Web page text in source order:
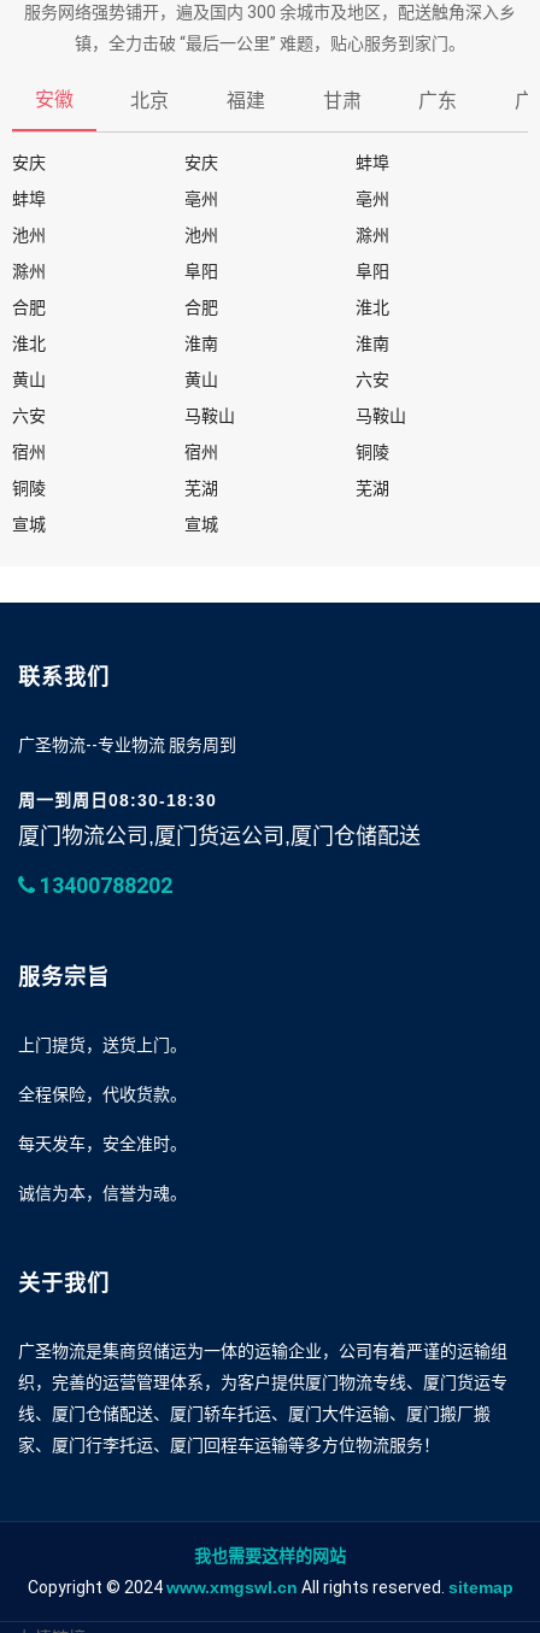
服务网络强势铺开，遍及国内 300 余城市及地区，配送触角深入乡
镇，全力击破 “最后一公里” 难题，贴心服务到家门。
安徽 北京 福建 甘肃 广东 广
安庆 安庆
蚌埠
蚌埠
亳州
亳州
池州
池州
滁州
滁州
阜阳
阜阳
合肥
合肥
淮北
淮北
淮南
淮南
黄山
黄山
六安
六安
马鞍山
马鞍山
宿州
宿州
铜陵
铜陵
芜湖
芜湖
宣城
宣城
联系我们
广圣物流--专业物流 服务周到
周一到周日08:30-18:30
厦门物流公司,厦门货运公司,厦门仓储配送
13400788202
服务宗旨
上门提货，送货上门。
全程保险，代收货款。
每天发车，安全准时。
诚信为本，信誉为魂。
关于我们
广圣物流是集商贸储运为一体的运输企业，公司有着严谨的运输组
织，完善的运营管理体系，为客户提供厦门物流专线、厦门货运专
线、厦门仓储配送、厦门轿车托运、厦门大件运输、厦门搬厂搬
家、厦门行李托运、厦门回程车运输等多方位物流服务！
我也需要这样的网站
Copyright © 2024www.xmgswl.cn All rights reserved. sitemap